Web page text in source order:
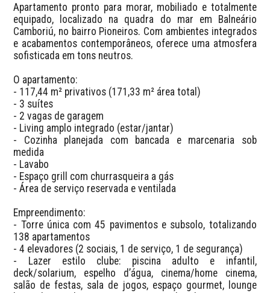
Apartamento pronto para morar, mobiliado e totalmente
equipado, localizado na quadra do mar em Balneário
Camboriú, no bairro Pioneiros. Com ambientes integrados
e acabamentos contemporâneos, oferece uma atmosfera
sofisticada em tons neutros.
O apartamento:
- 117,44 m² privativos (171,33 m² área total)
- 3 suítes
- 2 vagas de garagem
- Living amplo integrado (estar/jantar)
- Cozinha planejada com bancada e marcenaria sob
medida
- Lavabo
- Espaço grill com churrasqueira a gás
- Área de serviço reservada e ventilada
Empreendimento:
- Torre única com 45 pavimentos e subsolo, totalizando
138 apartamentos
- 4 elevadores (2 sociais, 1 de serviço, 1 de segurança)
- Lazer estilo clube: piscina adulto e infantil,
deck/solarium, espelho d’água, cinema/home cinema,
salão de festas, sala de jogos, espaço gourmet, lounge